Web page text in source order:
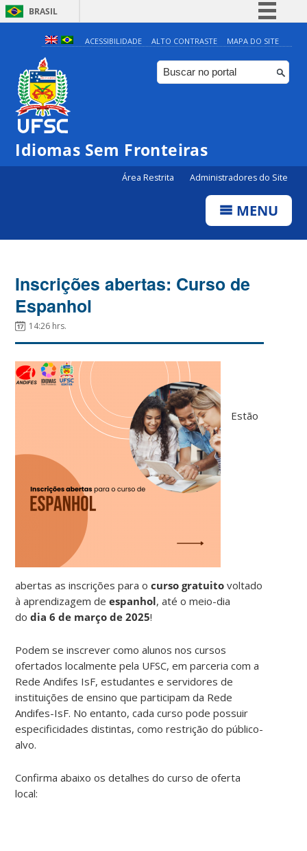
BRASIL
Simplifique!
Comunica BR
Participe
Canais
ACESSIBILIDADE ALTO CONTRASTE MAPA DO SITE
Idiomas Sem Fronteiras
Área Restrita Administradores do Site
MENU
Inscrições abertas: Curso de
Espanhol
14:26 hrs.
Estão
abertas as inscrições para ocurso gratuito voltado
à aprendizagem deespanhol, até o meio-dia
dodia 6 de março de 2025!
Podem se inscrever como alunos nos cursos
ofertados localmente pela UFSC, em parceria com a
Rede Andifes IsF, estudantes e servidores de
instituições de ensino que participam da Rede
Andifes-IsF. No entanto, cada curso pode possuir
especificidades distintas, como restrição do público-
alvo.
Confirma abaixo os detalhes do curso de oferta
local: